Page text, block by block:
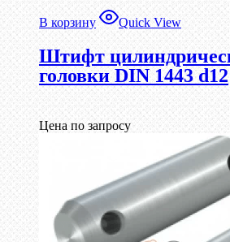
В корзину Quick View
Штифт
головки DIN 1443 d12
Цена по запросу